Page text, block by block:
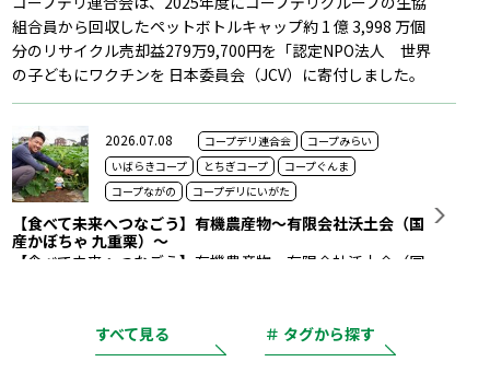
組合員から回収したペットボトルキャップ約 1 億 3,998 万個
分のリサイクル売却益279万9,700円を「認定NPO法人 世界
の子どもにワクチンを 日本委員会（JCV）に寄付しました。
2026.07.08 コープデリ連合会
コープみらい
いばらきコープ
とちぎコープ
コープぐんま
コープながの
コープデリにいがた
【食べて未来へつなごう】有機農産物～有限会社沃土会（国
産かぼちゃ 九重栗）～
【食べて未来へつなごう】有機農産物～有限会社沃土会（国
すべて見る ＃ タグから探す